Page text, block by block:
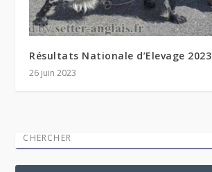
Résultats Nationale d’Elevage 2023
26 juin 2023